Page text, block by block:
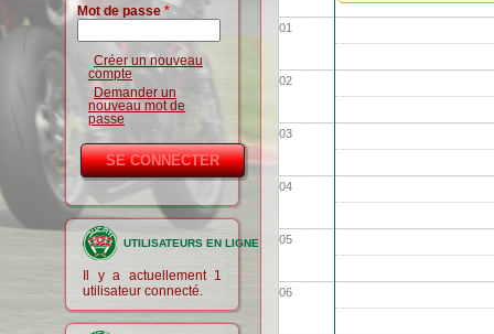
Mot de passe *
Créer un nouveau
compte
Demander un
nouveau mot de
passe
UTILISATEURS EN LIGNE
Il y a actuellement 1
utilisateur connecté.
01
02
03
04
05
06